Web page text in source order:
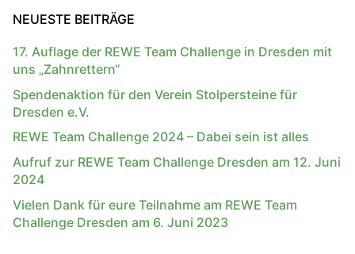
NEUESTE BEITRÄGE
17. Auflage der REWE Team Challenge in Dresden mit
uns „Zahnrettern“
Spendenaktion für den Verein Stolpersteine für
Dresden e.V.
REWE Team Challenge 2024 – Dabei sein ist alles
Aufruf zur REWE Team Challenge Dresden am 12. Juni
2024
Vielen Dank für eure Teilnahme am REWE Team
Challenge Dresden am 6. Juni 2023